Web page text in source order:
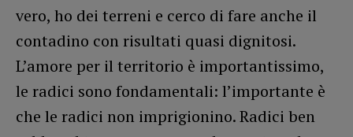
vero, ho dei terreni e cerco di fare anche il
contadino con risultati quasi dignitosi.
L’amore per il territorio è importantissimo,
le radici sono fondamentali: l’importante è
che le radici non imprigionino. Radici ben